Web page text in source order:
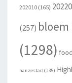
202010 (165)
(257) bloem
(1298) food
hanzestad (135)